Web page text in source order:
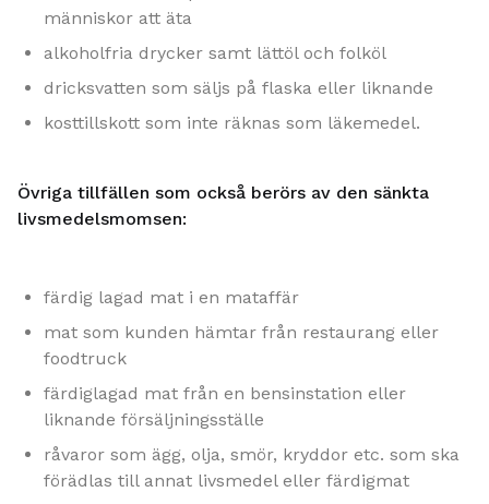
människor att äta
alkoholfria drycker samt lättöl och folköl
dricksvatten som säljs på flaska eller liknande
kosttillskott som inte räknas som läkemedel.
Övriga tillfällen som också berörs av den sänkta
livsmedelsmomsen:
färdig lagad mat i en mataffär
mat som kunden hämtar från restaurang eller
foodtruck
färdiglagad mat från en bensinstation eller
liknande försäljningsställe
råvaror som ägg, olja, smör, kryddor etc. som ska
förädlas till annat livsmedel eller färdigmat